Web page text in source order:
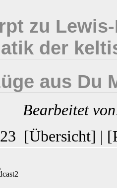
zu
der
aus Du
Bearbeitet
[Übersicht] | [